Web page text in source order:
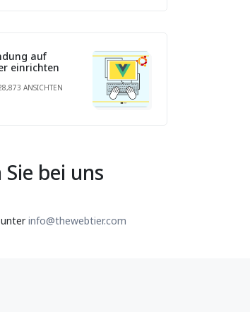
auf
einrichten
ANSICHTEN
bei uns
unterinfo@thewebtier.com